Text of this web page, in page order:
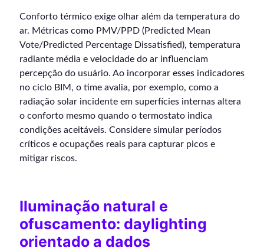
Conforto térmico exige olhar além da temperatura do
ar. Métricas como PMV/PPD (Predicted Mean
Vote/Predicted Percentage Dissatisfied), temperatura
radiante média e velocidade do ar influenciam
percepção do usuário. Ao incorporar esses indicadores
no ciclo BIM, o time avalia, por exemplo, como a
radiação solar incidente em superfícies internas altera
o conforto mesmo quando o termostato indica
condições aceitáveis. Considere simular períodos
críticos e ocupações reais para capturar picos e
mitigar riscos.
Iluminação natural e
ofuscamento: daylighting
orientado a dados